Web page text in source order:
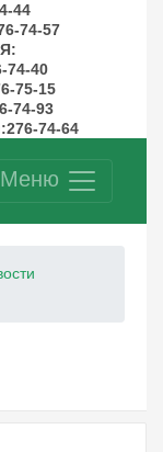
44
74-57
:
74-40
75-15
74-93
74-64
Меню